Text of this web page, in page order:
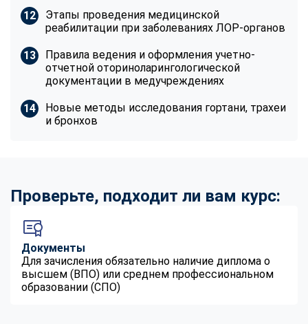
Этапы проведения медицинской
реабилитации при заболеваниях ЛОР-органов
Правила ведения и оформления учетно-
отчетной оториноларингологической
документации в медучреждениях
Новые методы исследования гортани, трахеи
и бронхов
Проверьте, подходит ли вам курс:
Документы
Для зачисления обязательно наличие диплома о
высшем (ВПО) или среднем профессиональном
образовании (СПО)